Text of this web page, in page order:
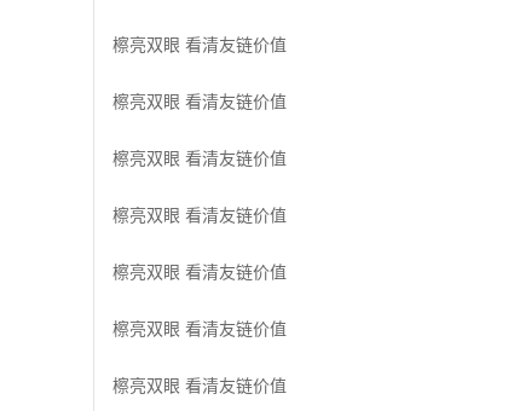
檫亮双眼 看清友链价值
檫亮双眼 看清友链价值
檫亮双眼 看清友链价值
檫亮双眼 看清友链价值
檫亮双眼 看清友链价值
檫亮双眼 看清友链价值
檫亮双眼 看清友链价值